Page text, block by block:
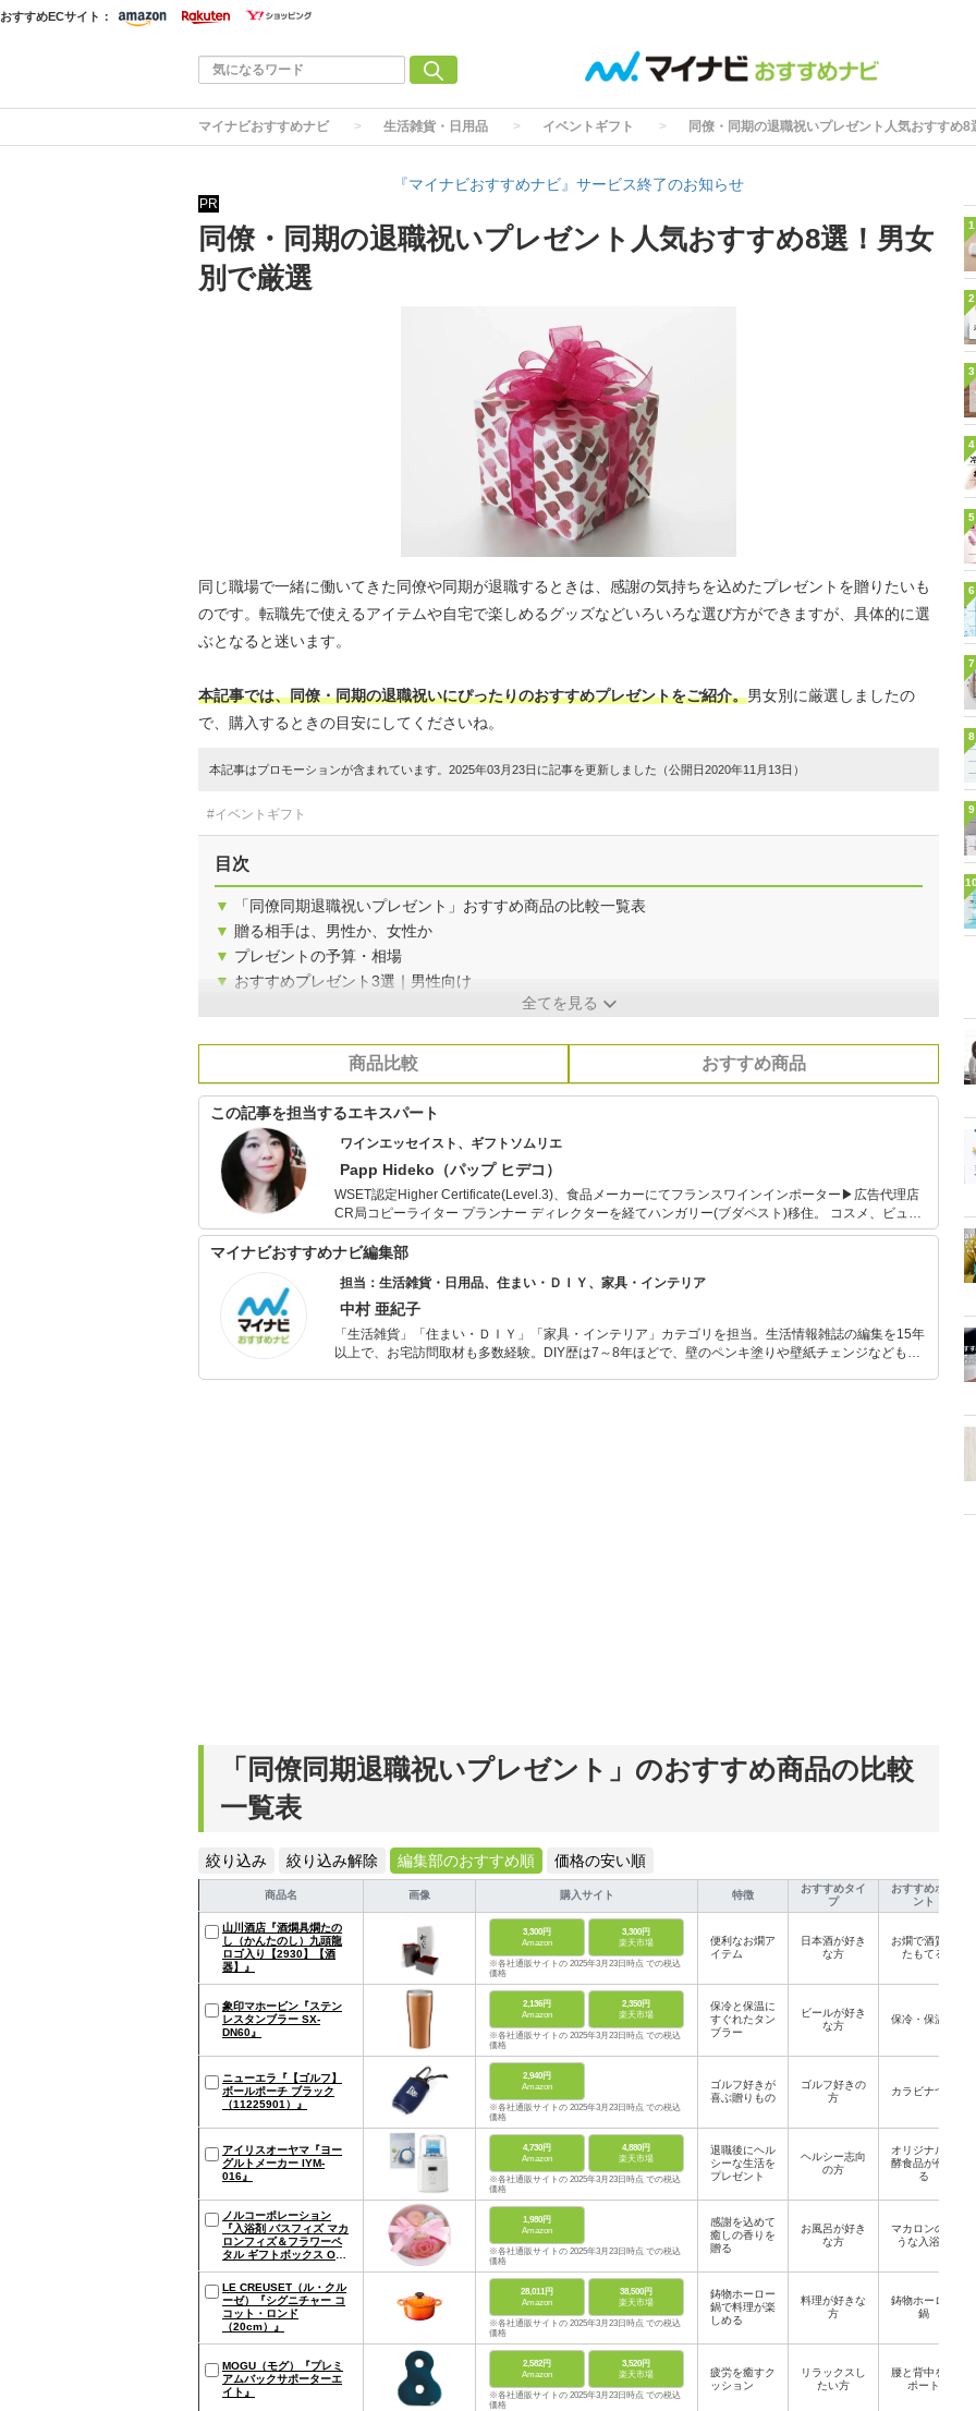
おすすめECサイト：
マイナビおすすめナビ 生活雑貨・日用品 イベントギフト 同僚・同期の退職祝いプレゼント人気おすすめ8
『マイナビおすすめナビ』サービス終了のお知らせ
PR
同僚・同期の退職祝いプレゼント人気おすすめ8選！男女
別で厳選
同じ職場で一緒に働いてきた同僚や同期が退職するときは、感謝の気持ちを込めたプレゼントを贈りたいも
のです。転職先で使えるアイテムや自宅で楽しめるグッズなどいろいろな選び方ができますが、具体的に選
ぶとなると迷います。
本記事では、同僚・同期の退職祝いにぴったりのおすすめプレゼントをご紹介。男女別に厳選しましたの
で、購入するときの目安にしてくださいね。
本記事はプロモーションが含まれています。2025年03月23日に記事を更新しました（公開日2020年11月13日）
#イベントギフト
目次
▼
「同僚同期退職祝いプレゼント」おすすめ商品の比較一覧表
▼ 贈る相手は、男性か、女性か
▼ プレゼントの予算・相場
▼ おすすめプレゼント3選｜男性向け
全てを見る
商品比較 おすすめ商品
この記事を担当するエキスパート
ワインエッセイスト、ギフトソムリエ
Papp Hideko（パップ ヒデコ）
WSET認定Higher Certificate(Level.3)、食品メーカーにてフランスワインインポーター▶広告代理店
CR局コピーライター プランナー ディレクターを経てハンガリー(ブダペスト)移住。 コスメ、ビュー
ティ、ファッション、インテリアグッズ、文房具とありとあらゆる商品のコピーライティングを手が
けてきた経験から様々な商品知識に精通し、ギフトセレクト系記事も多数執筆。メディア等現地メデ
中。 在ブダペスト・ワインエージェント”クルティエ“。一般社団法人国際芸術文化交流日本ハンガリ
ーワイン協会ハンガリー支部・理事。日経xwomanアンバサダー。ブダペスト＆東京でワインイベン
ト企画多数開催。ワイナリー取材撮影を精力的に行いハンガリーのワインメディア雑誌にも出演。
マイナビおすすめナビ編集部
担当：生活雑貨・日用品、住まい・ＤＩＹ、家具・インテリア
中村 亜紀子
「生活雑貨」「住まい・ＤＩＹ」「家具・インテリア」カテゴリを担当。生活情報雑誌の編集を15年
以上で、お宅訪問取材も多数経験。DIY歴は7～8年ほどで、壁のペンキ塗りや壁紙チェンジなどもチ
「同僚同期退職祝いプレゼント」のおすすめ商品の比較
一覧表
絞り込み 絞り込み解除 編集部のおすすめ順 価格の安い順
商品名 画像 購入サイト 特徴
おすすめタイ
プ
おすすめポイ
ント
山川酒店『酒燗具燗たの
し（かんたのし）九頭龍
ロゴ入り【2930】【酒
器】』
3,300円
Amazon
3,300円
楽天市場
※各社通販サイトの 2025年3月23日時点 での税込
価格
便利なお燗ア
イテム
日本酒が好き
な方
お燗で酒質が
たもてる
象印マホービン『ステン
レスタンブラー SX-
DN60』
2,136円
Amazon
2,350円
楽天市場
※各社通販サイトの 2025年3月23日時点 での税込
価格
保冷と保温に
すぐれたタン
ブラー
ビールが好き
な方
保冷・保温力
ニューエラ『【ゴルフ】
ボールポーチ ブラック
（11225901）』
2,940円
Amazon
※各社通販サイトの 2025年3月23日時点 での税込
価格
ゴルフ好きが
喜ぶ贈りもの
ゴルフ好きの
方
カラビナつき
アイリスオーヤマ『ヨー
グルトメーカー IYM-
016』
4,730円
Amazon
4,880円
楽天市場
※各社通販サイトの 2025年3月23日時点 での税込
価格
退職後にヘル
シーな生活を
プレゼント
ヘルシー志向
の方
オリジナル発
酵食品が作れ
る
ノルコーポレーション
『入浴剤 バスフィズ マカ
ロンフィズ＆フラワーペ
タル ギフトボックス OB-
1,980円
Amazon
※各社通販サイトの 2025年3月23日時点 での税込
価格
感謝を込めて
癒しの香りを
贈る
お風呂が好き
な方
マカロンのよ
うな入浴剤
LE CREUSET（ル・クル
ーゼ）『シグニチャー コ
コット・ロンド
（20cm）』
28,011円
Amazon
38,500円
楽天市場
※各社通販サイトの 2025年3月23日時点 での税込
価格
鋳物ホーロー
鍋で料理が楽
しめる
料理が好きな
方
鋳物ホーロー
鍋
MOGU（モグ）『プレミ
アムバックサポーターエ
イト』
2,582円
Amazon
3,520円
楽天市場
※各社通販サイトの 2025年3月23日時点 での税込
価格
疲労を癒すク
ッション
リラックスし
たい方
腰と背中をサ
ポート
1
2
3
4
5
6
7
8
9